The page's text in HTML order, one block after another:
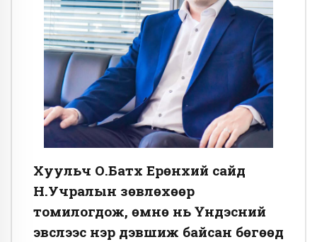
Хуульч О.Батхүү Ерөнхий сайд
Н.Учралын зөвлөхөөр
томилогдож, өмнө нь Үндэсний
эвслээс нэр дэвшиж байсан бөгөөд